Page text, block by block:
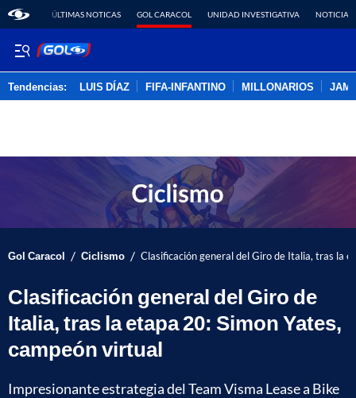
ÚLTIMAS NOTICAS GOL CARACOL UNIDAD INVESTIGATIVA NOTICIAS
Tendencias: LUIS DÍAZ FIFA-INFANTINO MILLONARIOS
Gol Caracol / Ciclismo / Clasificación general del Giro de Italia, tras la
Clasificación general del Giro de
Italia, tras la etapa 20: Simon Yates,
campeón virtual
Impresionante estrategia del Team Visma Lease a Bike